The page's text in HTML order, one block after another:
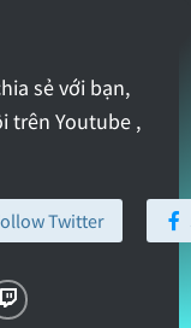
sẻ với bạn,
trên Youtube ,
Twitter